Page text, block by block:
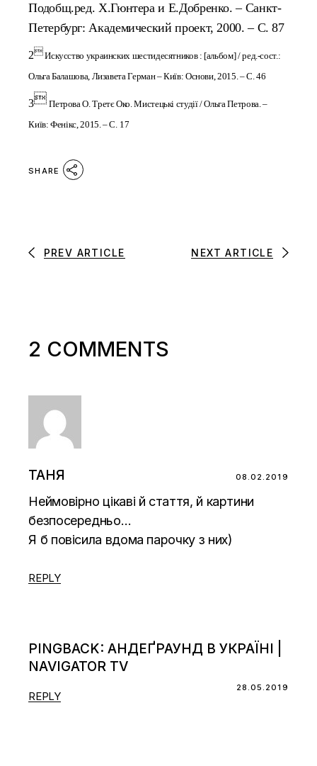
Подобщ.ред. Х.Гюнтера и Е.Добренко. – Санкт-
Петербург: Академический проект, 2000. – С. 87
2Искусство украинских шестидесятников : [альбом] / ред.-сост.:
Ольга Балашова, Лизавета Герман – Київ: Основи, 2015. – С. 46
3 Петрова О. Третє Око. Мистецькі студії / Ольга Петрова. –
Київ: Фенікс, 2015. – С. 17
SHARE
PREV ARTICLE NEXT ARTICLE
2 COMMENTS
ТАНЯ 08.02.2019
Неймовірно цікаві й стаття, й картини
безпосередньо…
Я б повісила вдома парочку з них)
REPLY
PINGBACK:АНДЕҐРАУНД В УКРАЇНІ |
NAVIGATOR TV
28.05.2019
REPLY